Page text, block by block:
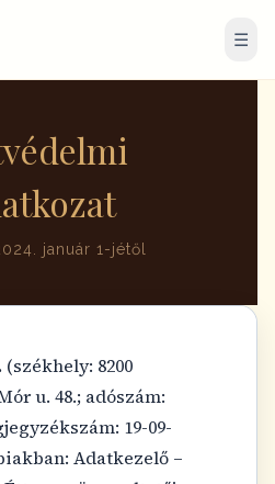
☰
január 1-jétől
(székhely: 8200
u. 48.; adószám:
19-09-
Adatkezelő –